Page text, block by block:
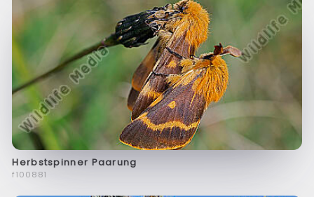
Herbstspinner Paarung
f100881